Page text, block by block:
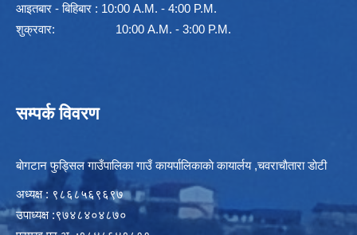
आइतबार - बिहिबार : 10:00 A.M. - 4:00 P.M.
शुक्रवार: 10:00 A.M. - 3:00 P.M.
सम्पर्क विवरण
बाेगटान फुड्सिल गाउँपालिका गाउँ कायर्पालिकाकाे कायार्लय ,चवराचाैतारा डाेटी
अध्यक्ष : ९८६८५६९६९७
उपाध्यक्ष :९७४८४०४८७०